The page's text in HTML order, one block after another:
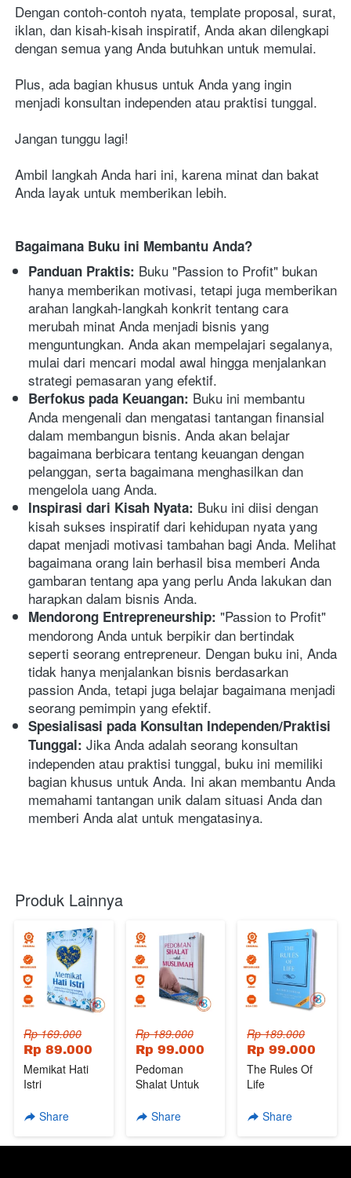
Dengan contoh-contoh nyata, template proposal, surat,
iklan, dan kisah-kisah inspiratif, Anda akan dilengkapi
dengan semua yang Anda butuhkan untuk memulai.
Plus, ada bagian khusus untuk Anda yang ingin
menjadi konsultan independen atau praktisi tunggal.
Jangan tunggu lagi!
Ambil langkah Anda hari ini, karena minat dan bakat
Anda layak untuk memberikan lebih.
Bagaimana Buku ini Membantu Anda?
Panduan Praktis: Buku "Passion to Profit" bukan
hanya memberikan motivasi, tetapi juga memberikan
arahan langkah-langkah konkrit tentang cara
merubah minat Anda menjadi bisnis yang
menguntungkan. Anda akan mempelajari segalanya,
mulai dari mencari modal awal hingga menjalankan
strategi pemasaran yang efektif.
Berfokus pada Keuangan: Buku ini membantu
Anda mengenali dan mengatasi tantangan finansial
dalam membangun bisnis. Anda akan belajar
bagaimana berbicara tentang keuangan dengan
pelanggan, serta bagaimana menghasilkan dan
mengelola uang Anda.
Inspirasi dari Kisah Nyata: Buku ini diisi dengan
kisah sukses inspiratif dari kehidupan nyata yang
dapat menjadi motivasi tambahan bagi Anda. Melihat
bagaimana orang lain berhasil bisa memberi Anda
gambaran tentang apa yang perlu Anda lakukan dan
harapkan dalam bisnis Anda.
Mendorong Entrepreneurship: "Passion to Profit"
mendorong Anda untuk berpikir dan bertindak
seperti seorang entrepreneur. Dengan buku ini, Anda
tidak hanya menjalankan bisnis berdasarkan
passion Anda, tetapi juga belajar bagaimana menjadi
seorang pemimpin yang efektif.
Spesialisasi pada Konsultan Independen/Praktisi
Tunggal: Jika Anda adalah seorang konsultan
independen atau praktisi tunggal, buku ini memiliki
bagian khusus untuk Anda. Ini akan membantu Anda
memahami tantangan unik dalam situasi Anda dan
memberi Anda alat untuk mengatasinya.
Produk Lainnya
Rp 169.000
Rp 89.000
Memikat Hati
Istri
Share
Rp 189.000
Rp 99.000
Pedoman
Shalat Untuk
Share
Rp 189.000
Rp 99.000
The Rules Of
Life
Share